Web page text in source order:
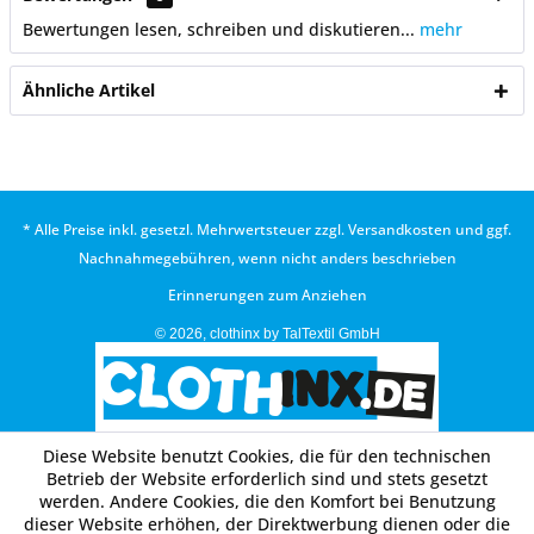
Bewertungen lesen, schreiben und diskutieren... mehr
Ähnliche Artikel
* Alle Preise inkl. gesetzl. Mehrwertsteuer zzgl.Versandkosten und ggf.
Nachnahmegebühren, wenn nicht anders beschrieben
Erinnerungen zum Anziehen
© 2026, clothinx by TalTextil GmbH
Diese Website benutzt Cookies, die für den technischen
Betrieb der Website erforderlich sind und stets gesetzt
werden. Andere Cookies, die den Komfort bei Benutzung
dieser Website erhöhen, der Direktwerbung dienen oder die